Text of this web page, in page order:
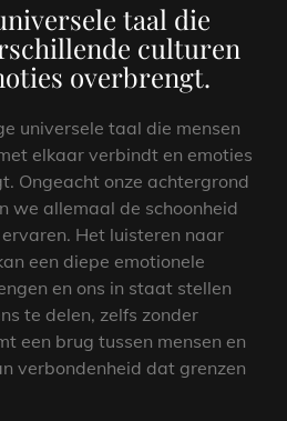
taal die
culturen
overbrengt.
universele taal die mensen
elkaar verbindt en emoties
Ongeacht onze achtergrond
we allemaal de schoonheid
Het luisteren naar
een diepe emotionele
en ons in staat stellen
te delen, zelfs zonder
een brug tussen mensen en
verbondenheid dat grenzen